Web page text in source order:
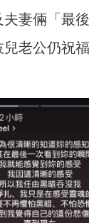
妻倆「最
老公仍祝